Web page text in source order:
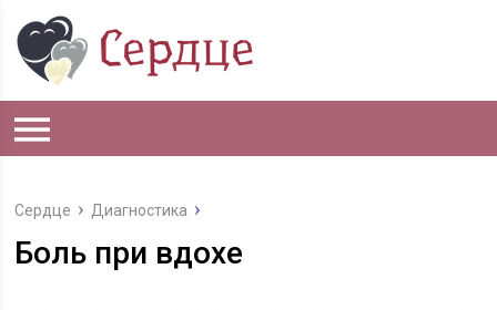
Сердце Диагностика
Боль при вдохе